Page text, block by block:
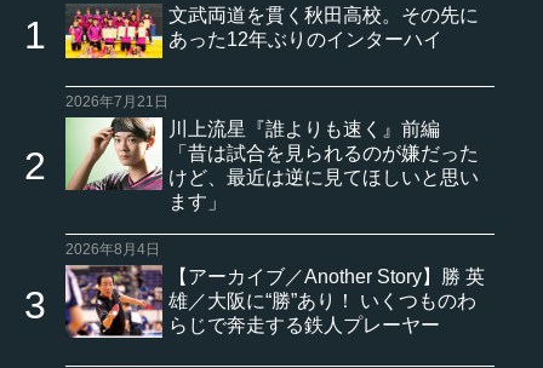
文武両道を貫く秋田高校。その先に
あった12年ぶりのインターハイ
2026年7月21日
川上流星『誰よりも速く』前編
「昔は試合を見られるのが嫌だった
けど、最近は逆に見てほしいと思い
ます」
2026年8月4日
【アーカイブ／Another Story】勝 英
雄／大阪に“勝”あり！ いくつものわ
らじで奔走する鉄人プレーヤー